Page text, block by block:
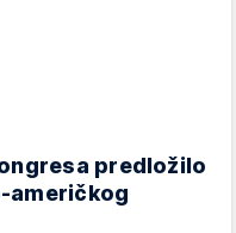
predložilo
američkog